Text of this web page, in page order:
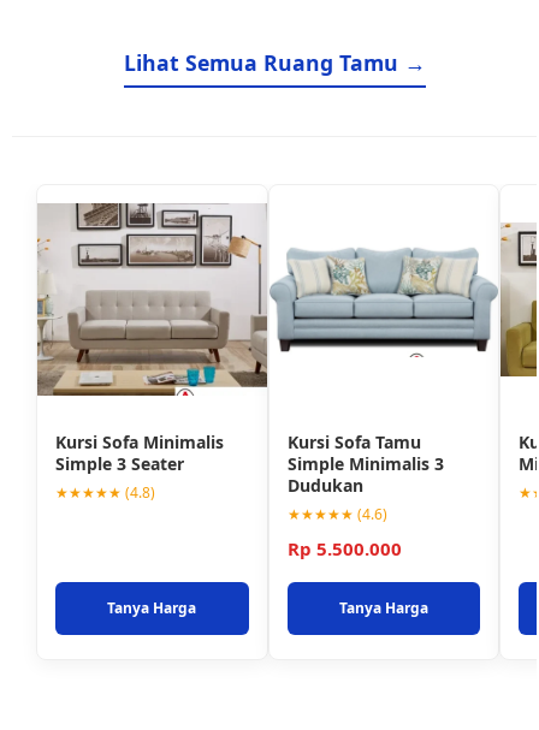
Lihat Semua Ruang Tamu →
Kursi Sofa Minimalis
Simple 3 Seater
★★★★★ (4.8)
Tanya Harga
Kursi Sofa Tamu
Simple Minimalis 3
Dudukan
★★★★★ (4.6)
Rp 5.500.000
Tanya Harga